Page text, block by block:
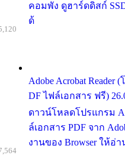
คอมพัง ดูฮาร์ดดิสก์
ด้
Adobe Acrobat
DF ไฟล์เอกสาร ฟรี)
ดาวน์โหลดโปรแกรม
ล์เอกสาร PDF จาก
งานของ Browser ให้อ่